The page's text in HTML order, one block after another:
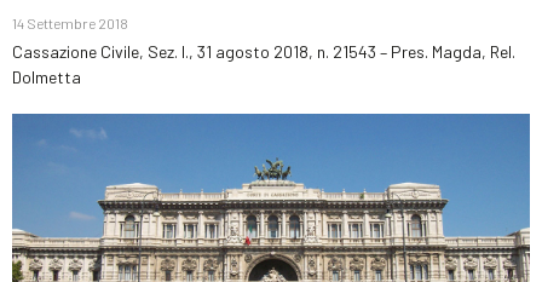
14 Settembre 2018
Cassazione Civile, Sez. I., 31 agosto 2018, n. 21543 – Pres. Magda, Rel.
Dolmetta